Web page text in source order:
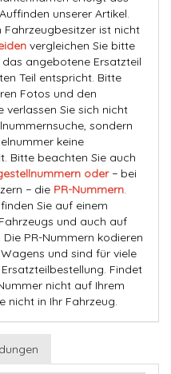
unserer Artikel.
Fahrzeugbesitzer ist nicht
vergleichen Sie bitte
angebotene Ersatzteil
Teil entspricht. Bitte
Fotos und den
verlassen Sie sich nicht
sondern
keine
Bitte beachten Sie auch
oder− bei
− die PR-Nummern
Sie auf einem
und auch auf
PR-Nummern kodieren
und sind für viele
Findet
nicht auf Ihrem
nicht in Ihr Fahrzeug.